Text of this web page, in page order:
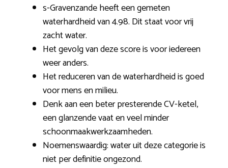
s-Gravenzande heeft een gemeten
waterhardheid van 4.98. Dit staat voor vrij
zacht water.
Het gevolg van deze score is voor iedereen
weer anders.
Het reduceren van de waterhardheid is goed
voor mens en milieu.
Denk aan een beter presterende CV-ketel,
een glanzende vaat en veel minder
schoonmaakwerkzaamheden.
Noemenswaardig: water uit deze categorie is
niet per definitie ongezond.